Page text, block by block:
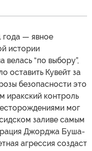
года — явное
истории
велась “по выбору”,
оставить Кувейт за
безопасности это
иракский контроль
мог
заливе самым
Джорджа Буша-
агрессия создаст